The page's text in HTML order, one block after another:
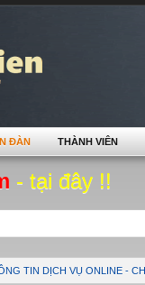
- tại đây !!
TIN DỊCH VỤ ONLINE -
ĐÀN THÀNH VIÊN